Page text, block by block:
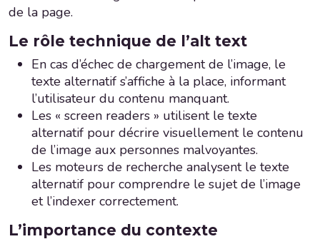
de la page.
Le rôle technique de l’alt text
En cas d’échec de chargement de l’image, le
texte alternatif s’affiche à la place, informant
l’utilisateur du contenu manquant.
Les « screen readers » utilisent le texte
alternatif pour décrire visuellement le contenu
de l’image aux personnes malvoyantes.
Les moteurs de recherche analysent le texte
alternatif pour comprendre le sujet de l’image
et l’indexer correctement.
L’importance du contexte